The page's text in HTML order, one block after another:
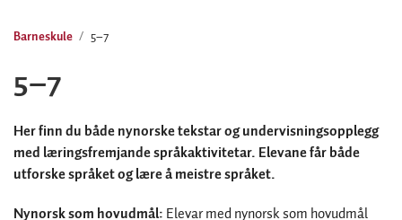
Barneskule 5–7
5–7
Her finn du både nynorske tekstar og undervisningsopplegg
med læringsfremjande språkaktivitetar. Elevane får både
utforske språket og lære å meistre språket.
Nynorsk som hovudmål: Elevar med nynorsk som hovudmål